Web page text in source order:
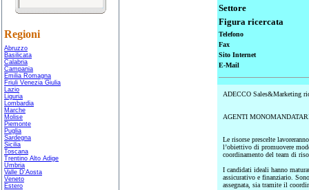
Regioni
Abruzzo
Basilicata
Calabria
Campania
Emilia Romagna
Friuli Venezia Giulia
Lazio
Liguria
Lombardia
Marche
Molise
Piemonte
Puglia
Sardegna
Sicilia
Toscana
Trentino Alto Adige
Umbria
Valle D'Aosta
Veneto
Estero
Settore
Figura ricercata
Telefono
Fax
Sito Internet
E-Mail
ADECCO Sales&Marketing
AGENTI
Le risorse prescelte
l’obiettivo di promuovere
coordinamento del team di
I candidati ideali hanno
assicurativo e finanziario.
assegnata, sia tramite il